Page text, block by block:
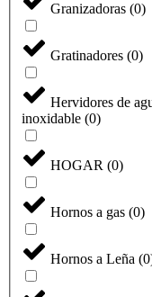
Granizadoras (0)
Gratinadores (0)
Hervidores de
inoxidable (0)
HOGAR (0)
Hornos a gas (0)
Hornos a Leña (0